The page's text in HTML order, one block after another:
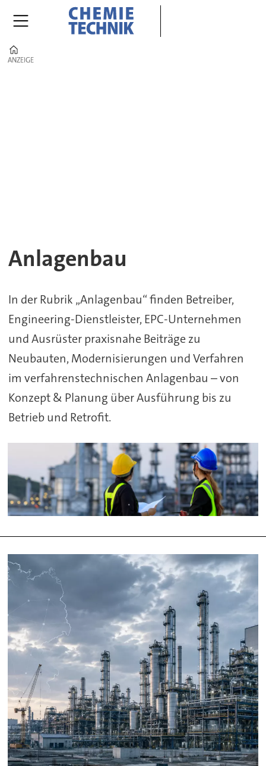
ANZEIGE
Verfahren
Engineering
im
Chemie-
Anlagenbau
ANZEIGE
Anlagenbau
In der Rubrik „Anlagenbau“ finden Betreiber,
Engineering-Dienstleister, EPC-Unternehmen
und Ausrüster praxisnahe Beiträge zu
Neubauten, Modernisierungen und Verfahren
im verfahrenstechnischen Anlagenbau – von
Konzept & Planung über Ausführung bis zu
Betrieb und Retrofit.